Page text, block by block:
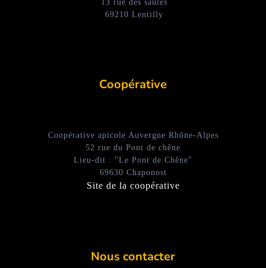
13 rue des saules
69210 Lentilly
Coopérative
Coopérative apicole Auvergne Rhône-Alpes
52 rue du Pont de chêne
Lieu-dit : "Le Pont de Chêne"
69630 Chaponost
Site de la coopérative
Nous contacter